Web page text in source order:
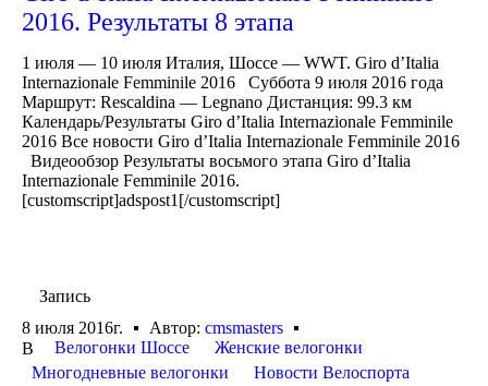
2016. Результаты 8 этапа
1 июля — 10 июля Италия, Шоссе — WWT. Giro d’Italia
Internazionale Femminile 2016 Суббота 9 июля 2016 года
Маршрут: Rescaldina — Legnano Дистанция: 99.3 км
Календарь/Результаты Giro d’Italia Internazionale Femminile
2016 Все новости Giro d’Italia Internazionale Femminile 2016
Видеообзор Результаты восьмого этапа Giro d’Italia
Internazionale Femminile 2016.
[customscript]adspost1[/customscript]
Запись
8 июля 2016г.
Автор: cmsmasters
В
Велогонки Шоссе
Женские велогонки
Многодневные велогонки
Новости Велоспорта